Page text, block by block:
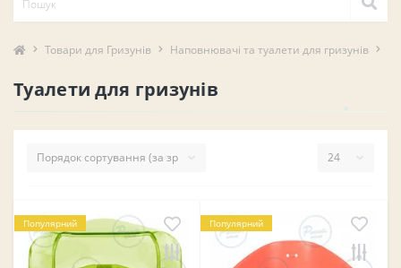
Товари для Гризунів Наповнювачі та туалети для гризунів
Туалети для гризунів
Популярний Популярний